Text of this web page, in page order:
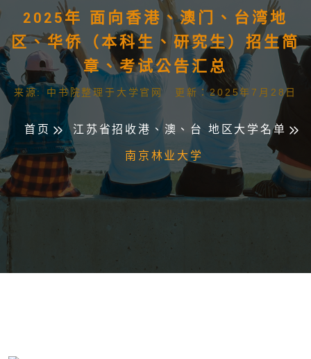
2025年 面向香港、澳门、台湾地
区、华侨（本科生、研究生）招生简
章、考试公告汇总
来源: 中书院整理于大学官网 更新：2025年7月28日
首页 江苏省招收港、澳、台 地区大学名单
南京林业大学